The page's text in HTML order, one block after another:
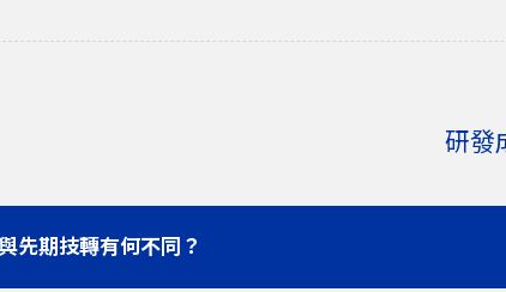
研發
先期技轉有何不同？